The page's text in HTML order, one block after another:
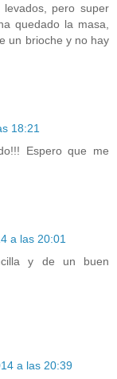
pero super
quedado la masa,
un brioche y no hay
18:21
Espero que me
a las 20:01
y de un buen
a las 20:39